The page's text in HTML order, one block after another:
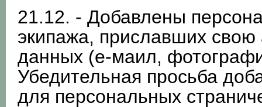
21.12. - Добавлены
экипажа, приславших свою
данных (е-маил,
Убедительная просьба
для персональных